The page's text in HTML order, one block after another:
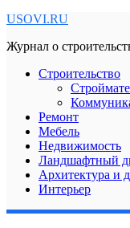
USOVI.RU
Журнал о
Строительство
Ремонт
Мебель
Недвижимость
Ландшафтный
Архитектура и
Интерьер